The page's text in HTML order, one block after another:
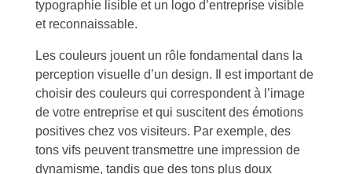
typographie lisible et un logo d’entreprise visible
et reconnaissable.
Les couleurs jouent un rôle fondamental dans la
perception visuelle d’un design. Il est important de
choisir des couleurs qui correspondent à l’image
de votre entreprise et qui suscitent des émotions
positives chez vos visiteurs. Par exemple, des
tons vifs peuvent transmettre une impression de
dynamisme, tandis que des tons plus doux